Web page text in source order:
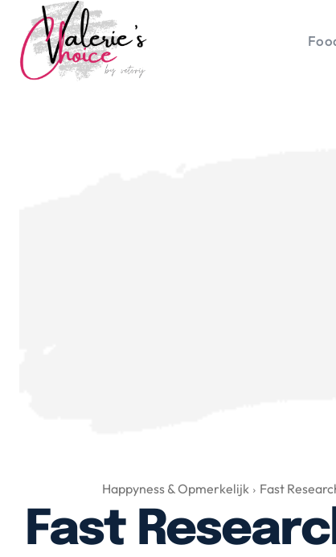
Happyness & Opmerkelijk Fast
Fast